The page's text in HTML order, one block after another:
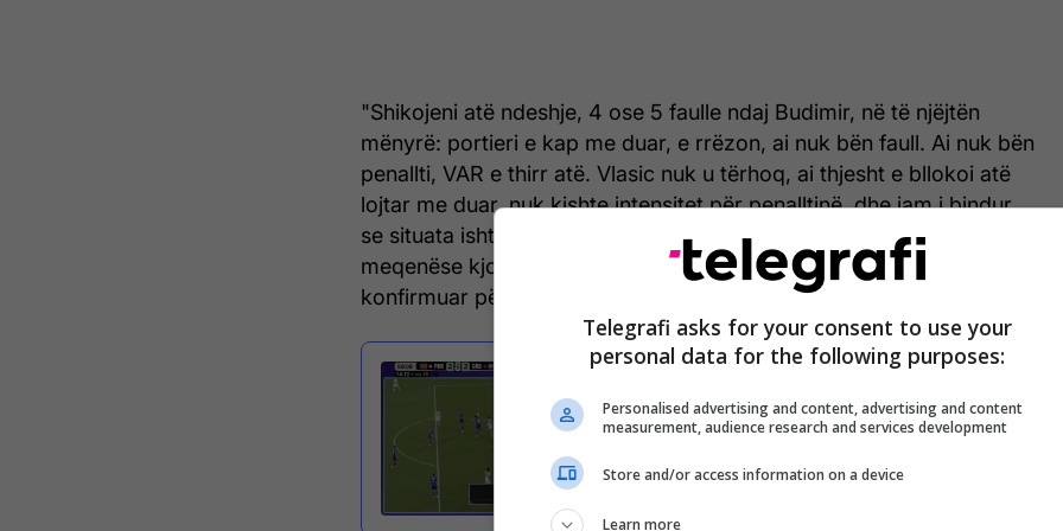
"Shikojeni atë ndeshje, 4 ose 5 faulle ndaj Budimir, në të njëjtën
mënyrë: portieri e kap me duar, e rrëzon, ai nuk bën faull. Ai nuk bën
penallti, VAR e thirr atë. Vlasic nuk u tërhoq, ai thjesht e bllokoi atë
lojtar me duar, nuk kishte intensitet për penalltinë, dhe jam i bindur
se situata ishte e kundërta, se ata as nuk do ta kishin parë. Por,
meqenëse kjo është historia e Kroacisë, e cila, për fat të keq, është
konfirmuar përsëri", ka thënë fillimisht Dalic për
E pabesueshme: Goli i Kroacisë u anulua
për shkak të kontaktit të flokëve me
sensorin, FIFA publikoi provat dhe
Telegrafi asks for your consent to use your
personal data for the following purposes:
Personalised advertising and content, advertising and content
measurement, audience research and services development
Store and/or access information on a device
Learn more